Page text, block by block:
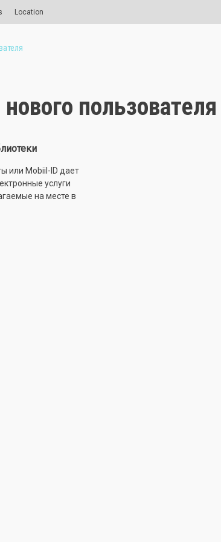
Location
пользователя
или Mobiil-ID дает
услуги
на месте в